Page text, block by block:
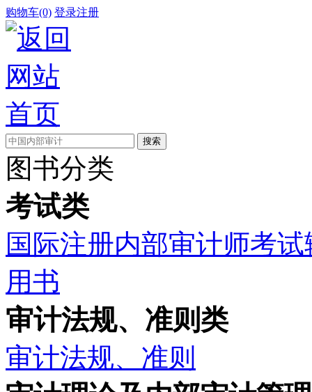
购物车(0) 登录注册
图书分类
考试类
国际注册内部审计师考
用书
审计法规、准则类
审计法规、准则